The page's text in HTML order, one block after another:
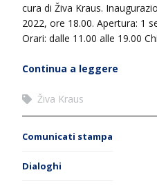
cura di Živa Kraus.
2022, ore 18.00. Apertura: 1
Orari: dalle 11.00 alle 19.00
Continua a leggere
Živa Kraus
Comunicati stampa
Dialoghi